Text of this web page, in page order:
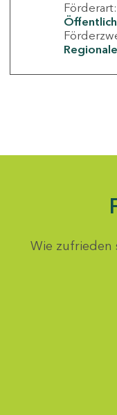
Förderart:
Wie zufrieden